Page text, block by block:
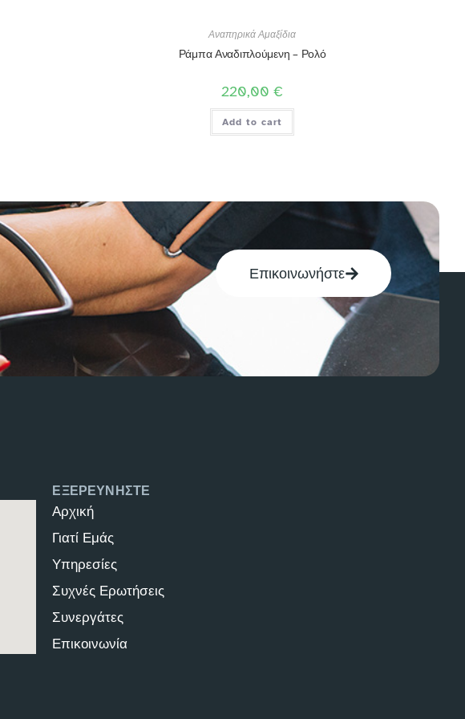
Αναπηρικά Αμαξίδια
Ράμπα Αναδιπλούμενη – Ρολό
220,00€
Add to cart
Επικοινωνήστε
ΕΞΕΡΕΥΝΗΣΤΕ
Αρχική
Γιατί Εμάς
Υπηρεσίες
Συχνές Ερωτήσεις
Συνεργάτες
Επικοινωνία